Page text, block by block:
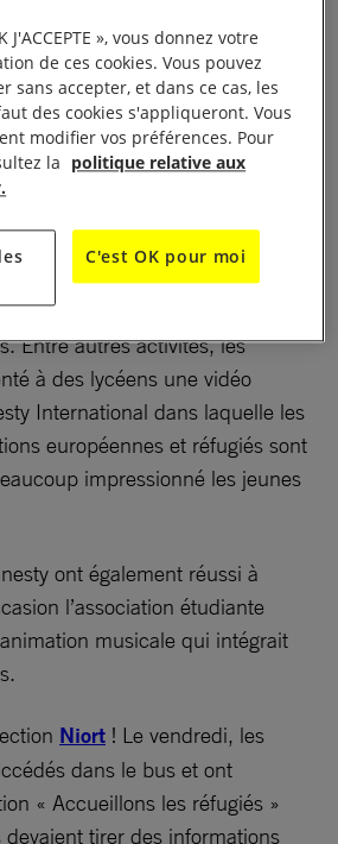
région Poitou-Charentes
ont découvert à cette occasion
ne défendait pas
séparément mais
que le bus a stationné
Entre autres activités, les
à des lycéens une vidéo
International dans laquelle les
européennes et réfugiés sont
impressionné les jeunes
ont également réussi à
l’association étudiante
musicale qui intégrait
Niort ! Le vendredi, les
dans le bus et ont
« Accueillons les réfugiés »
devaient tirer des informations
», vous donnez votre
de ces cookies. Vous pouvez
sans accepter, et dans ce cas, les
des cookies s'appliqueront. Vous
modifier vos préférences. Pour
la politique relative aux
C'est OK pour moi